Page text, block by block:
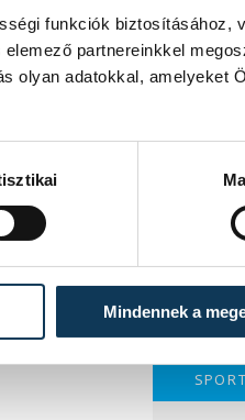
funkciók biztosításához,
partnereinkkel
olyan adatokkal, amelyeket
Mindennek a
Az év
én éjjel
meg
A
és
SPORT